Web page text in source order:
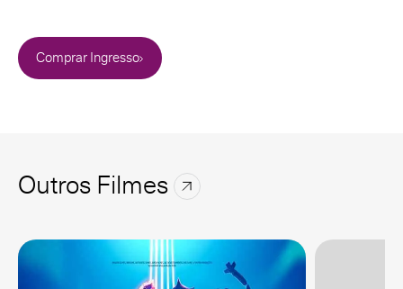
Comprar Ingresso
Outros Filmes